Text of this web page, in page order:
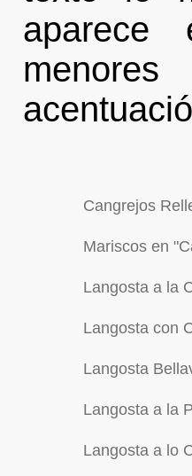
aparece
Cangrejos
Mariscos en
Langosta a la
Langosta con
Langosta
Langosta a la
Langosta a lo